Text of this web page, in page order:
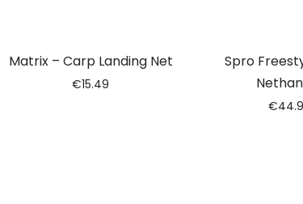
Matrix – Carp Landing Net
€15.49
Spro
€